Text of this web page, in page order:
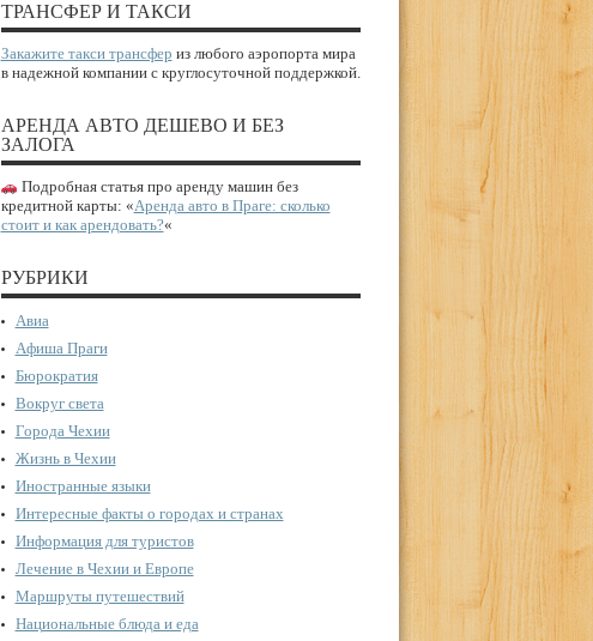
ТРАНСФЕР И ТАКСИ
Закажите такси трансфер из любого аэропорта мира
в надежной компании с круглосуточной поддержкой.
АРЕНДА АВТО ДЕШЕВО И БЕЗ
ЗАЛОГА
Подробная статья про аренду машин без
кредитной карты: «Аренда авто в Праге: сколько
стоит и как арендовать?«
РУБРИКИ
Авиа
Афиша Праги
Бюрократия
Вокруг света
Города Чехии
Жизнь в Чехии
Иностранные языки
Интересные факты о городах и странах
Информация для туристов
Лечение в Чехии и Европе
Маршруты путешествий
Национальные блюда и еда